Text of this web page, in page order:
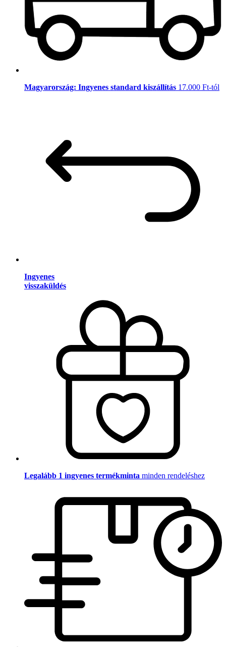
Magyarország: Ingyenes standard kiszállítás 17.000 Ft-tól
Ingyenes
visszaküldés
Legalább 1 ingyenes termékminta minden rendeléshez